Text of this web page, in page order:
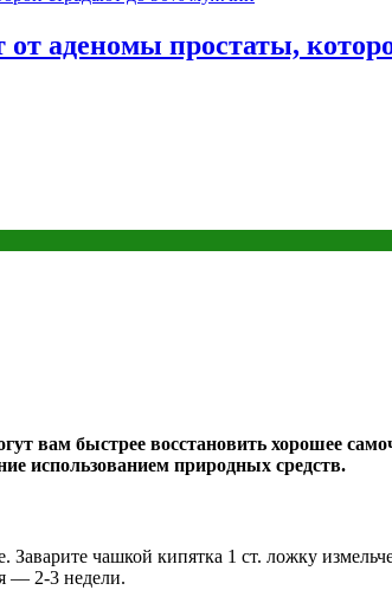
аденомы простаты,
вам быстрее восстановить хорошее
использованием природных средств.
Заварите чашкой кипятка 1 ст. ложку
— 2-3 недели.